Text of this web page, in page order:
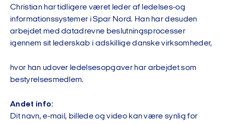
Christian har tidligere været leder af ledelses-og
informationssystemer i Spar Nord. Han har desuden
arbejdet med datadrevne beslutningsprocesser
igennem sit lederskab i adskillige danske virksomheder,
hvor han udover ledelsesopgaver har arbejdet som
bestyrelsesmedlem.
Andet info:
Dit navn, e-mail, billede og video kan være synlig for